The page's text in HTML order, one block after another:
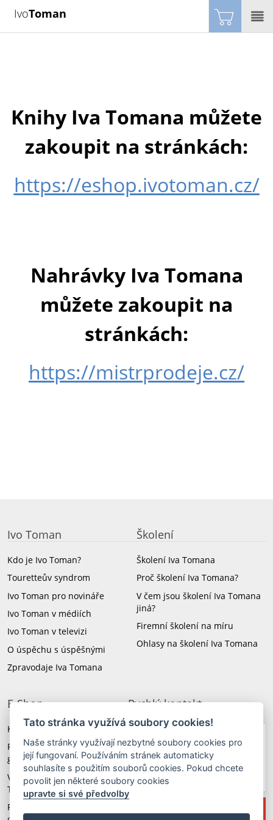
IvoToman
Knihy Iva Tomana můžete
zakoupit na stránkách:
https://eshop.ivotoman.cz/
Nahrávky Iva Tomana
můžete zakoupit na
stránkách:
https://mistrprodeje.cz/
Ivo Toman
Kdo je Ivo Toman?
Touretteův syndrom
Ivo Toman pro novináře
Ivo Toman v médiích
Ivo Toman v televizi
O úspěchu s úspěšnými
Zpravodaje Iva Tomana
Školení
Školení Iva Tomana
Proč školení Iva Tomana?
V čem jsou školení Iva Tomana
jiná?
Firemní školení na míru
Ohlasy na školení Iva Tomana
E-Shop
Knihy a CD Iva Tomana
Revoluční angličtina 3.
generace
Video školení Iva
Tomana
Revoluční němčina 3.
Rychlý kontakt
+420 603 579 174
taxus@taxus.cz
Tato stránka využívá soubory cookies!
Naše stránky využívají nezbytné soubory cookies pro
její fungovaní. Používáním stránek automaticky
souhlasíte s použitím souborů cookies. Pokud chcete
povolit jen některé soubory cookies
upravte si své předvolby